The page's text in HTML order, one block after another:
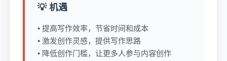
💡 机遇
• 提高写作效率，节省时间和成本
• 激发创作灵感，提供写作思路
• 降低创作门槛，让更多人参与内容创作